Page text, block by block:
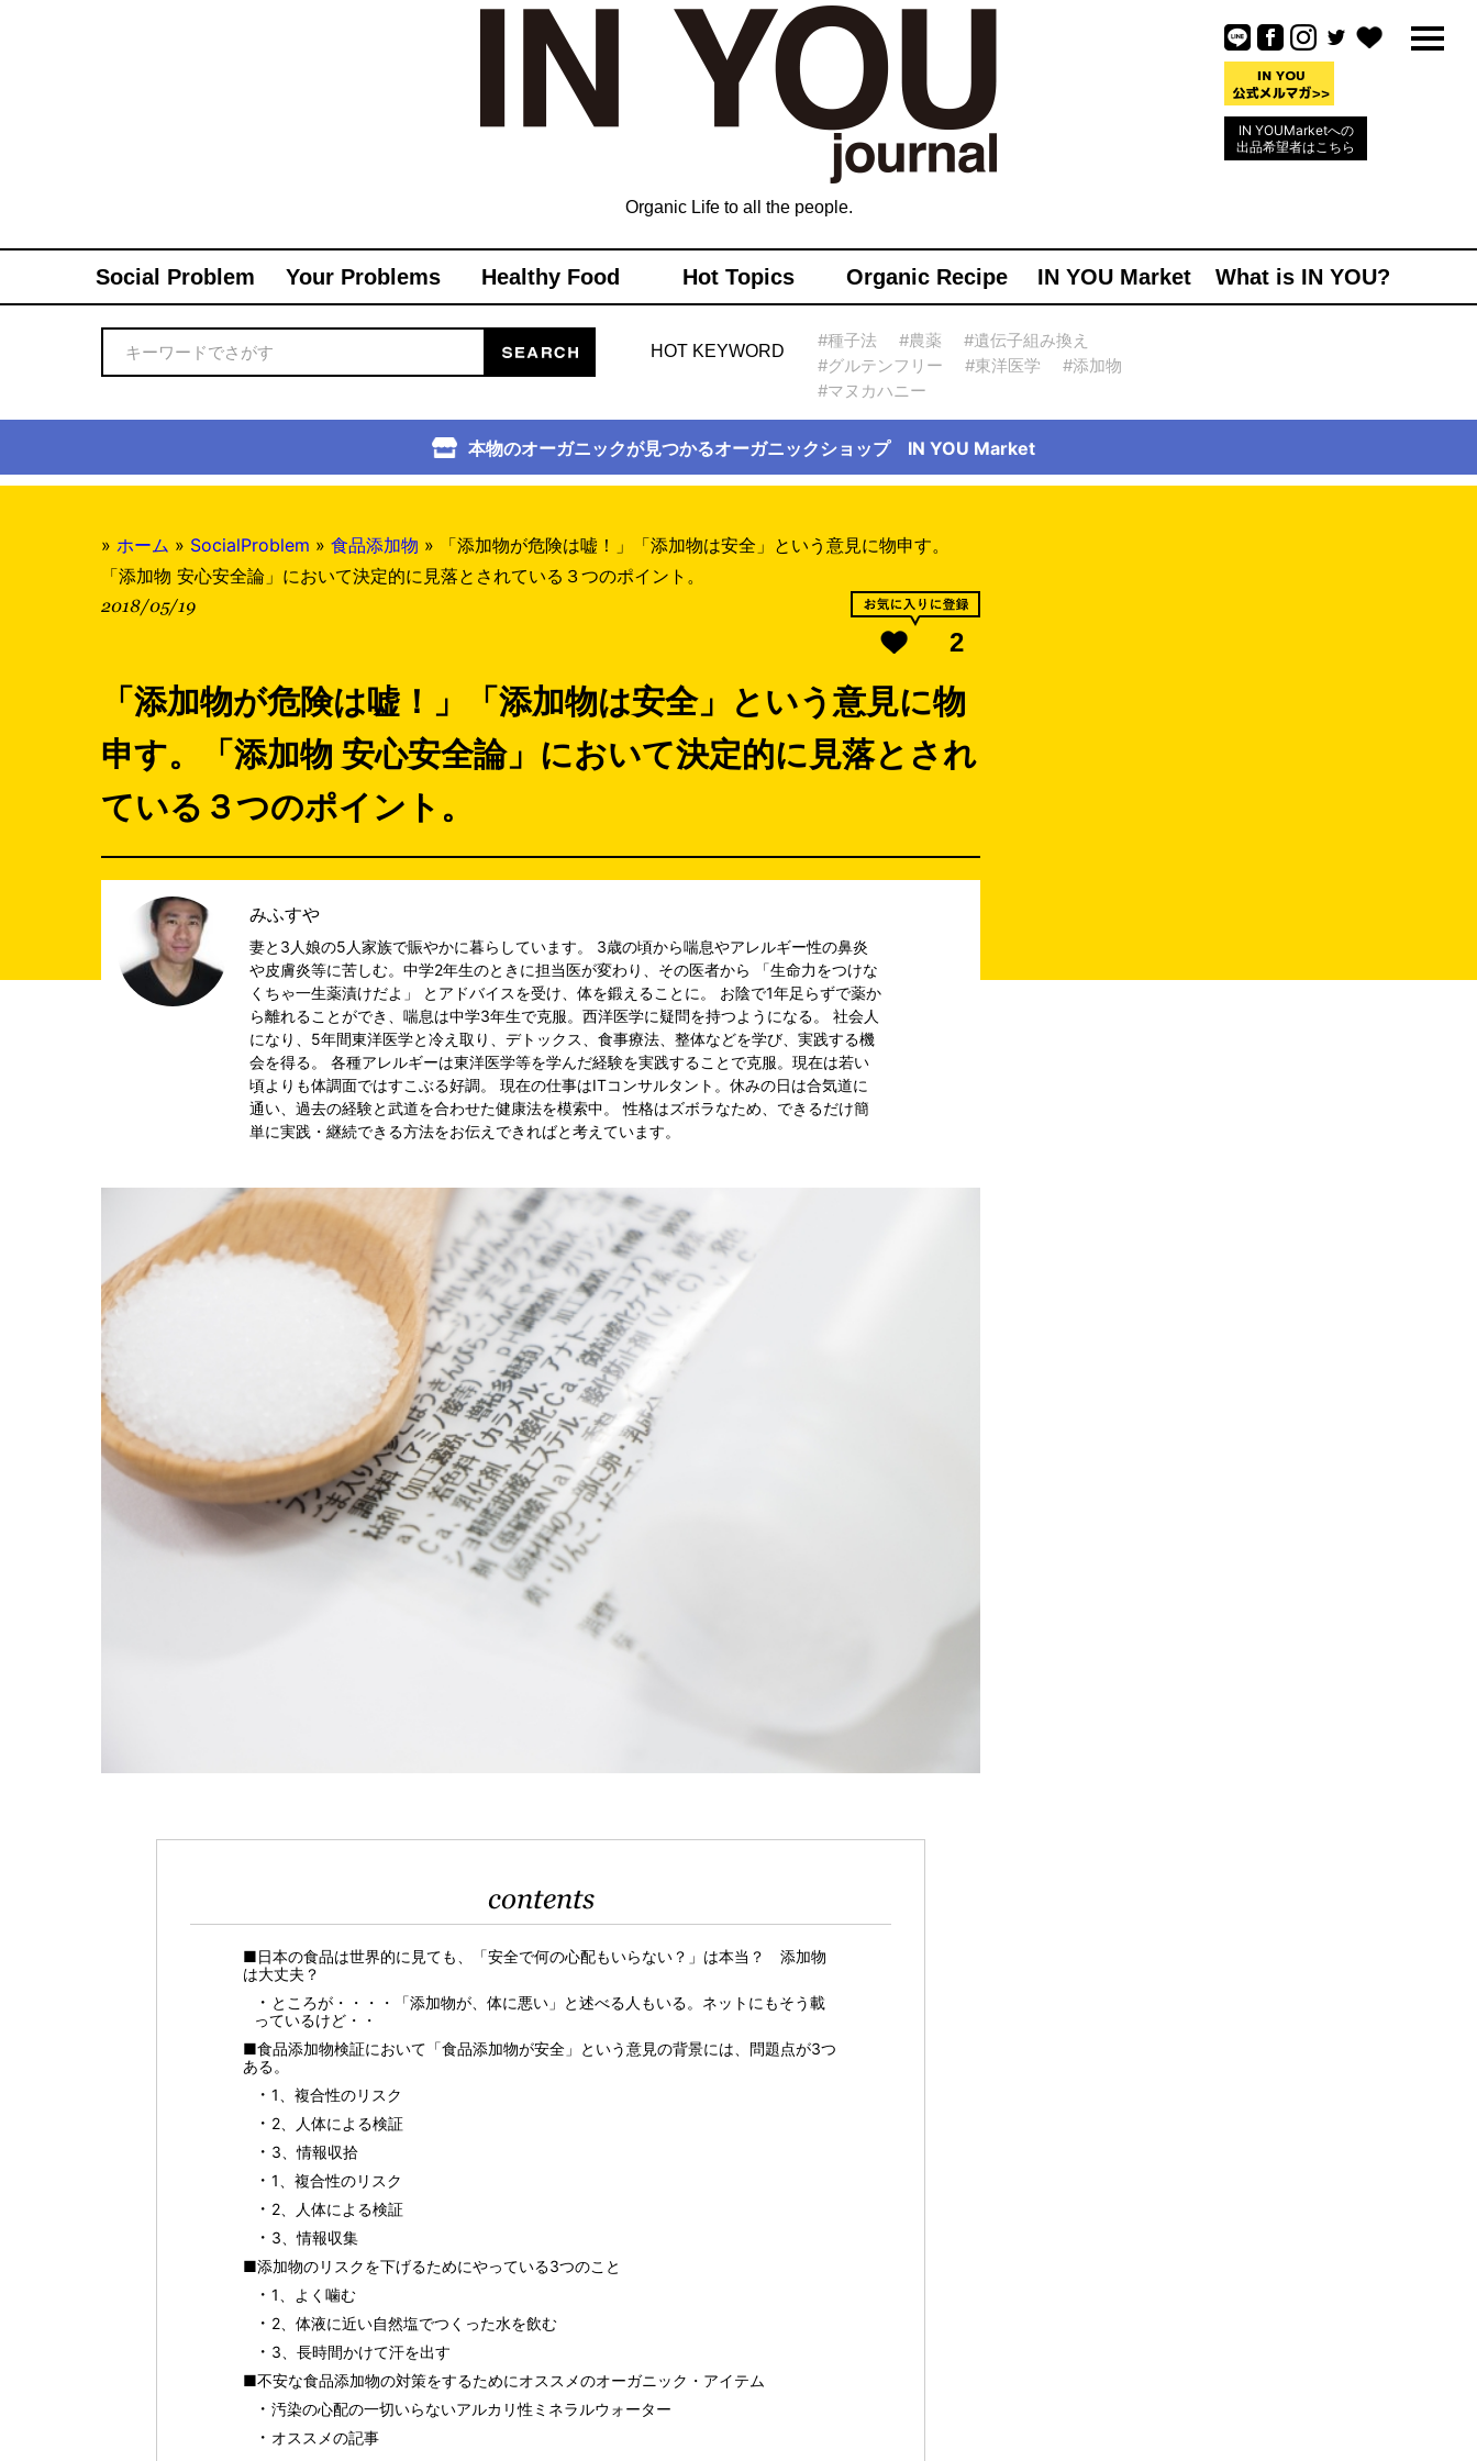
IN YOUMarketへの
出品希望者はこちら
Organic Life to all the people.
Social Problem Your Problems Healthy Food Hot Topics Organic Recipe IN YOU Market What is IN YOU?
HOT KEYWORD
#種子法 #農薬
#遺伝子組み換え
#グルテンフリー
#東洋医学
#添加物
#マヌカハニー
本物のオーガニックが見つかるオーガニックショップ IN YOU Market
» ホーム » SocialProblem » 食品添加物 »
「添加物が危険は嘘！」「添加物は安全」という意見に物申す。
「添加物 安心安全論」において決定的に見落とされている３つのポイント。
2018/05/19
2
「添加物が危険は嘘！」「添加物は安全」という意見に物
申す。「添加物 安心安全論」において決定的に見落とされ
ている３つのポイント。
みふすや
妻と3人娘の5人家族で賑やかに暮らしています。 3歳の頃から喘息やアレルギー性の鼻炎
や皮膚炎等に苦しむ。中学2年生のときに担当医が変わり、その医者から 「生命力をつけな
くちゃ一生薬漬けだよ」 とアドバイスを受け、体を鍛えることに。 お陰で1年足らずで薬か
ら離れることができ、喘息は中学3年生で克服。西洋医学に疑問を持つようになる。 社会人
になり、5年間東洋医学と冷え取り、デトックス、食事療法、整体などを学び、実践する機
会を得る。 各種アレルギーは東洋医学等を学んだ経験を実践することで克服。現在は若い
頃よりも体調面ではすこぶる好調。 現在の仕事はITコンサルタント。休みの日は合気道に
通い、過去の経験と武道を合わせた健康法を模索中。 性格はズボラなため、できるだけ簡
単に実践・継続できる方法をお伝えできればと考えています。
contents
■日本の食品は世界的に見ても、「安全で何の心配もいらない？」は本当？ 添加物
は大丈夫？
ところが・・・・「添加物が、体に悪い」と述べる人もいる。ネットにもそう載
っているけど・・
■食品添加物検証において「食品添加物が安全」という意見の背景には、問題点が3つ
ある。
1、複合性のリスク
2、人体による検証
3、情報収拾
1、複合性のリスク
2、人体による検証
3、情報収集
■添加物のリスクを下げるためにやっている3つのこと
1、よく噛む
2、体液に近い自然塩でつくった水を飲む
3、長時間かけて汗を出す
■不安な食品添加物の対策をするためにオススメのオーガニック・アイテム
汚染の心配の一切いらないアルカリ性ミネラルウォーター
オススメの記事